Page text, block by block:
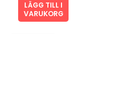
LÄGG TILL I
VARUKORG